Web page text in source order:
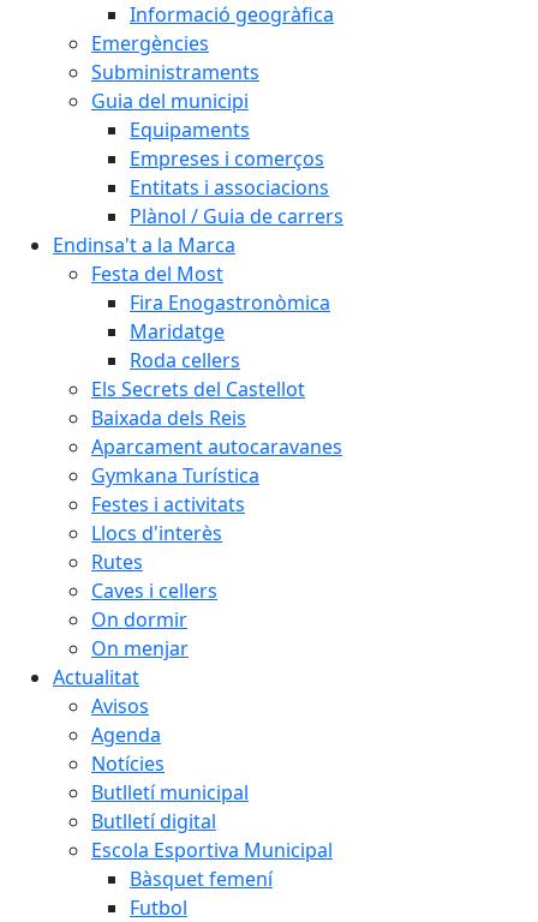
Informació geogràfica
Emergències
Subministraments
Guia del municipi
Equipaments
Empreses i comerços
Entitats i associacions
Plànol / Guia de carrers
Endinsa't a la Marca
Festa del Most
Fira Enogastronòmica
Maridatge
Roda cellers
Els Secrets del Castellot
Baixada dels Reis
Aparcament autocaravanes
Gymkana Turística
Festes i activitats
Llocs d'interès
Rutes
Caves i cellers
On dormir
On menjar
Actualitat
Avisos
Agenda
Notícies
Butlletí municipal
Butlletí digital
Escola Esportiva Municipal
Bàsquet femení
Futbol